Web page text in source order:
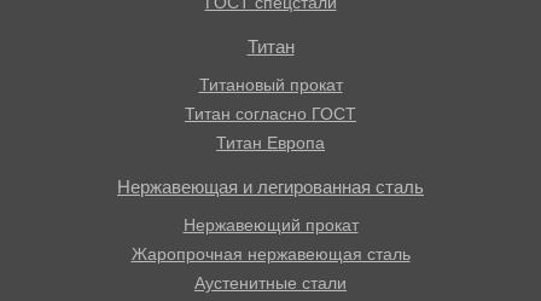
Титан
Титановый прокат
Титан согласно ГОСТ
Титан Европа
Нержавеющая и легированная сталь
Нержавеющий прокат
Жаропрочная нержавеющая сталь
Аустенитные стали